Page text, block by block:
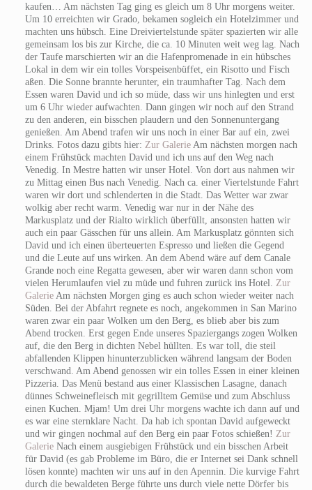
kaufen… Am nächsten Tag ging es gleich um 8 Uhr morgens weiter.
Um 10 erreichten wir Grado, bekamen sogleich ein Hotelzimmer und
machten uns hübsch. Eine Dreiviertelstunde später spazierten wir alle
gemeinsam los bis zur Kirche, die ca. 10 Minuten weit weg lag. Nach
der Taufe marschierten wir an die Hafenpromenade in ein hübsches
Lokal in dem wir ein tolles Vorspeisenbüffet, ein Risotto und Fisch
aßen. Die Sonne brannte herunter, ein traumhafter Tag. Nach dem
Essen waren David und ich so müde, dass wir uns hinlegten und erst
um 6 Uhr wieder aufwachten. Dann gingen wir noch auf den Strand
zu den anderen, ein bisschen plaudern und den Sonnenuntergang
genießen. Am Abend trafen wir uns noch in einer Bar auf ein, zwei
Drinks. Fotos dazu gibts hier: Zur GalerieAm nächsten morgen nach
einem Frühstück machten David und ich uns auf den Weg nach
Venedig. In Mestre hatten wir unser Hotel. Von dort aus nahmen wir
zu Mittag einen Bus nach Venedig. Nach ca. einer Viertelstunde Fahrt
waren wir dort und schlenderten in die Stadt. Das Wetter war zwar
wolkig aber recht warm. Venedig war nur in der Nähe des
Markusplatz und der Rialto wirklich überfüllt, ansonsten hatten wir
auch ein paar Gässchen für uns allein. Am Markusplatz gönnten sich
David und ich einen überteuerten Espresso und ließen die Gegend
und die Leute auf uns wirken. An dem Abend wäre auf dem Canale
Grande noch eine Regatta gewesen, aber wir waren dann schon vom
vielen Herumlaufen viel zu müde und fuhren zurück ins Hotel. Zur
GalerieAm nächsten Morgen ging es auch schon wieder weiter nach
Süden. Bei der Abfahrt regnete es noch, angekommen in San Marino
waren zwar ein paar Wolken um den Berg, es blieb aber bis zum
Abend trocken. Erst gegen Ende unseres Spaziergangs zogen Wolken
auf, die den Berg in dichten Nebel hüllten. Es war toll, die steil
abfallenden Klippen hinunterzublicken während langsam der Boden
verschwand. Am Abend genossen wir ein tolles Essen in einer kleinen
Pizzeria. Das Menü bestand aus einer Klassischen Lasagne, danach
dünnes Schweinefleisch mit gegrilltem Gemüse und zum Abschluss
einen Kuchen. Mjam! Um drei Uhr morgens wachte ich dann auf und
es war eine sternklare Nacht. Da hab ich spontan David aufgeweckt
und wir gingen nochmal auf den Berg ein paar Fotos schießen! Zur
GalerieNach einem ausgiebigen Frühstück und ein bisschen Arbeit
für David (es gab Probleme im Büro, die er Internet sei Dank schnell
lösen konnte) machten wir uns auf in den Apennin. Die kurvige Fahrt
durch die bewaldeten Berge führte uns durch viele nette Dörfer bis